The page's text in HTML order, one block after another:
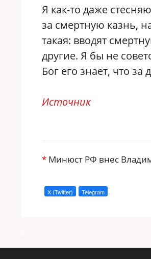
Я как-то даже
за смертную казнь,
такая: вводят
другие. Я бы не
Бог его знает, что за
Источник
* Минюст РФ внес
X (Twitter) Telegram